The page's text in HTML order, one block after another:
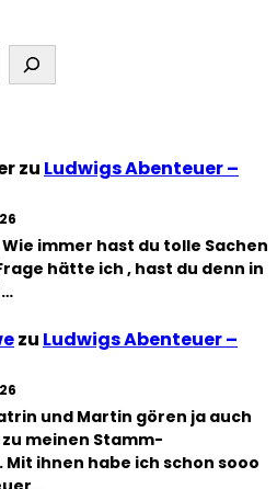
zu Ludwigs Abenteuer –
Wie immer hast du tolle Sachen
hätte ich , hast du denn in
zu Ludwigs Abenteuer –
und Martin gören ja auch
meinen Stamm-
ihnen habe ich schon sooo